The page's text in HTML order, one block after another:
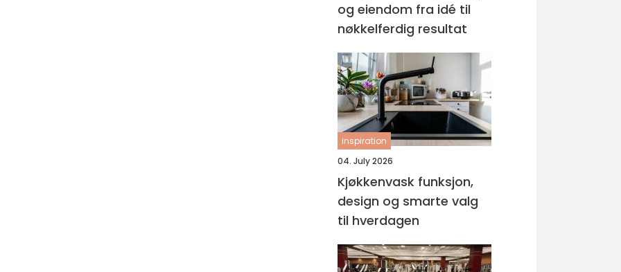
og eiendom fra idé til
nøkkelferdig resultat
inspiration
04. July 2026
Kjøkkenvask funksjon,
design og smarte valg
til hverdagen